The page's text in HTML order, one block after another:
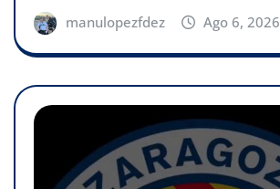
manulopezfdez Ago 6, 2026